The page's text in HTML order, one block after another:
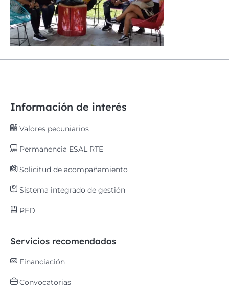
Información de interés
Valores pecuniarios
Permanencia ESAL RTE
Solicitud de acompañamiento
Sistema integrado de gestión
PED
Servicios recomendados
Financiación
Convocatorias